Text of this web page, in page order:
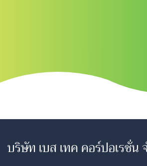
บริษัท เบส เทค คอร์ปอเรชั่น